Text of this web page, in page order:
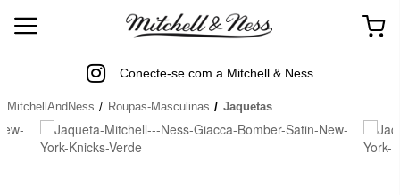
Conecte-se com a Mitchell & Ness
MitchellAndNess Roupas-Masculinas Jaquetas